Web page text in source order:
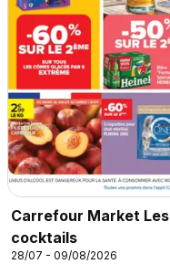
Carrefour Market Les
cocktails
28/07 - 09/08/2026